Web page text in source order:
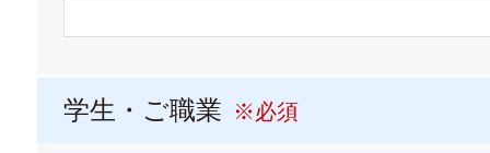
中部学院大学・中部学院大学短期大
学生・ご職業 ※必須